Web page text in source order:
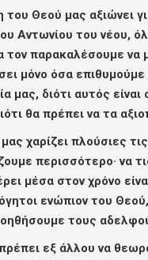
του Θεού μας αξιώνει
Αντωνίου του νέου,
τον παρακαλέσουμε να
μόνο όσα
μας, διότι αυτός
θα πρέπει να τα
χαρίζει πλούσιες
περισσότερο· να
μέσα στον χρόνο
ενώπιον του
τους
εξ άλλου να